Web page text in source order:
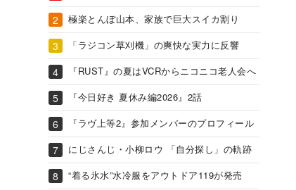
極楽とんぼ山本、家族で巨大スイカ割り
「ラジコン草刈機」の爽快な実力に反響
『RUST』の夏はVCRからニコニコ老人会へ
『今日好き 夏休み編2026』2話
『ラヴ上等2』参加メンバーのプロフィール
にじさんじ・小柳ロウ 「自分探し」の軌跡
“着る氷水”水冷服をアウトドア119が発売